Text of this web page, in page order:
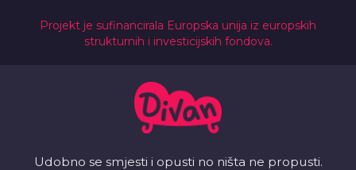
Projekt je sufinancirala Europska unija iz europskih
strukturnih i investicijskih fondova.
Udobno se smjesti i opusti no ništa ne propusti.